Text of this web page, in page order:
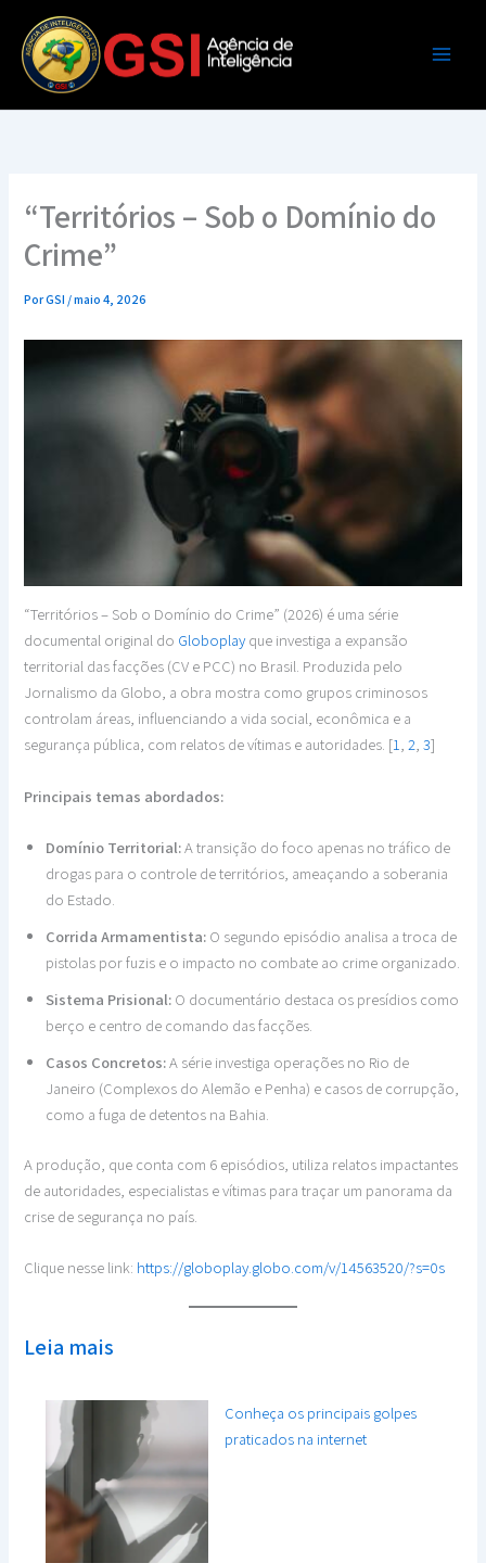
para
conteúdo
“Territórios – Sob o Domínio do
Crime”
PorGSI /maio 4, 2026
“Territórios – Sob o Domínio do Crime” (2026) é uma série
documental original do Globoplayque investiga a expansão
territorial das facções (CV e PCC) no Brasil. Produzida pelo
Jornalismo da Globo, a obra mostra como grupos criminosos
controlam áreas, influenciando a vida social, econômica e a
segurança pública, com relatos de vítimas e autoridades. [1,2,3]
Principais temas abordados:
Domínio Territorial:A transição do foco apenas no tráfico de
drogas para o controle de territórios, ameaçando a soberania
do Estado.
Corrida Armamentista: O segundo episódio analisa a troca de
pistolas por fuzis e o impacto no combate ao crime organizado.
Sistema Prisional: O documentário destaca os presídios como
berço e centro de comando das facções.
Casos Concretos:A série investiga operações no Rio de
Janeiro (Complexos do Alemão e Penha) e casos de corrupção,
como a fuga de detentos na Bahia.
A produção, que conta com 6 episódios, utiliza relatos impactantes
de autoridades, especialistas e vítimas para traçar um panorama da
crise de segurança no país.
Clique nesse link: https://globoplay.globo.com/v/14563520/?s=0s
Leia mais
Conheça os principais golpes
praticados na internet